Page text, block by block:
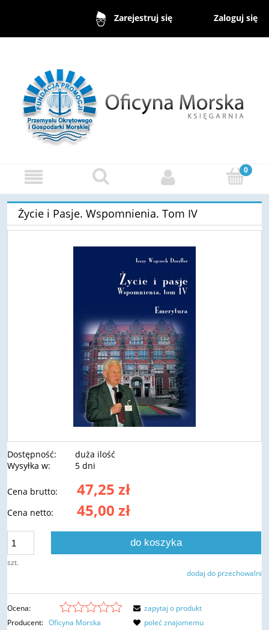
Zarejestruj się Zaloguj się
Życie i Pasje. Wspomnienia. Tom IV
Dostępność:
duża ilość
Wysyłka w:
5 dni
Cena brutto: 47,25 zł
Cena netto: 45,00 zł
szt.
do koszyka
dodaj do przechowalni
Ocena:
Producent: Oficyna Morska
zapytaj o produkt
poleć znajomemu